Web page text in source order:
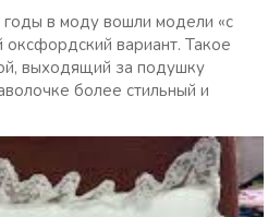
в моду вошли модели «с
вариант. Такое
выходящий за подушку
более стильный и